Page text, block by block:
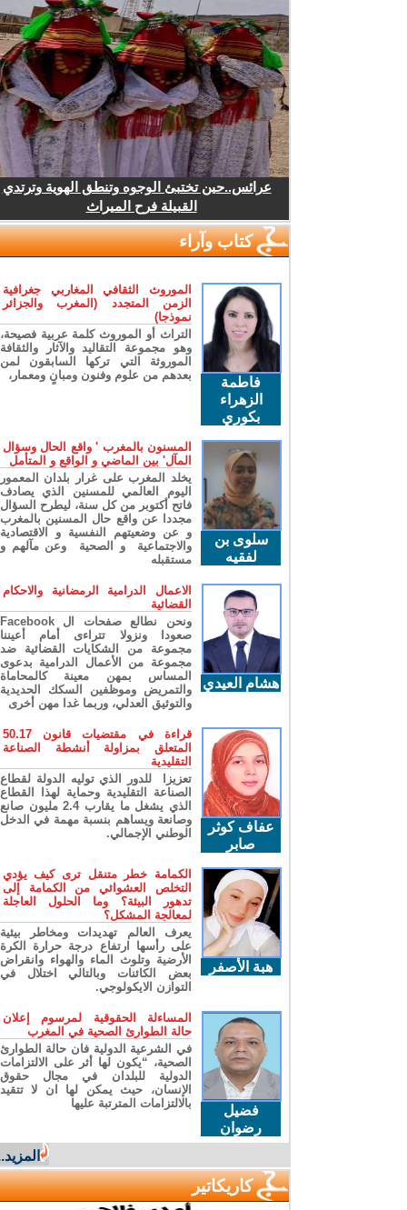
عرائس..حين تختبئ الوجوه وتنطق الهوية وترتدي
القبيلة فرح الميراث
كتاب وآراء
فاطمة
الزهراء
بكوري
الموروث الثقافي المغاربي جغرافية
الزمن المتجدد (المغرب والجزائر
نموذجا)
التراث أو الموروث كلمة عربية فصيحة،
وهو مجموعة التقاليد والآثار والثقافة
الموروثة التي تركها السابقون لمن
بعدهم من علوم وفنون ومبانٍ ومعمار،
سلوى بن
لفقيه
المسنون بالمغرب ' واقع الحال وسؤال
المآل' بين الماضي و الواقع و المتأمل
يخلد المغرب على غرار بلدان المعمور
اليوم العالمي للمسنين الذي يصادف
فاتح أكتوبر من كل سنة، ليطرح السؤال
مجددا عن واقع حال المسنين بالمغرب
و عن وضعيتهم النفسية و الاقتصادية
والاجتماعية و الصحية وعن مآلهم و
مستقبله
هشام العيدي
الاعمال الدرامية الرمضانية والاحكام
القضائية
ونحن نطالع صفحات ال Facebook
صعودا ونزولا تتراءى أمام أعيننا
مجموعة من الشكايات القضائية ضد
مجموعة من الأعمال الدرامية بدعوى
المساس بمهن معينة كالمحاماة
والتمريض وموظفين السكك الحديدية
والتوثيق العدلي، وربما غدا مهن أخرى
عفاف كوثر
صابر
قراءة في مقتضيات قانون 50.17
المتعلق بمزاولة أنشطة الصناعة
التقليدية
تعزيزا للدور الذي توليه الدولة لقطاع
الصناعة التقليدية وحماية لهذا القطاع
الذي يشغل ما يقارب 2.4 مليون صانع
وصانعة ويساهم بنسبة مهمة في الدخل
الوطني الإجمالي.
هبة الأصفر
الكمامة خطر متنقل ترى كيف يؤدي
التخلص العشوائي من الكمامة إلى
تدهور البيئة؟ وما الحلول العاجلة
لمعالجة المشكل؟
يعرف العالم تهديدات ومخاطر بيئية
على رأسها ارتفاع درجة حرارة الكرة
الأرضية وتلوث الماء والهواء وانقراض
بعض الكائنات وبالتالي اختلال في
التوازن الايكولوجي.
فضيل
رضوان
المساءلة الحقوقية لمرسوم إعلان
حالة الطوارئ الصحية في المغرب
في الشرعية الدولية فان حالة الطوارئ
الصحية، “يكون لها أثر على الالتزامات
الدولية للبلدان في مجال حقوق
الإنسان، حيث يمكن لها ان لا تتقيد
بالالتزامات المترتبة عليها
المزيد...
كاريكاتير